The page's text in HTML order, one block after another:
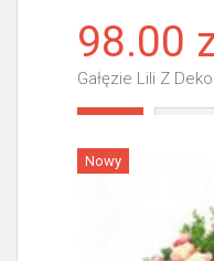
98.00
Gałęzie Lili Z
Nowy